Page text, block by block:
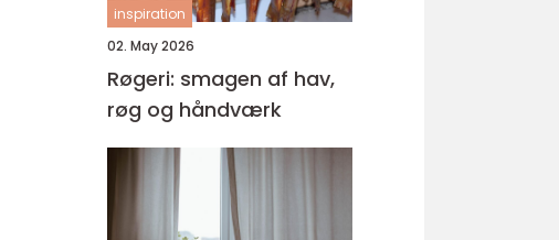
inspiration
02. May 2026
Røgeri: smagen af hav,
røg og håndværk